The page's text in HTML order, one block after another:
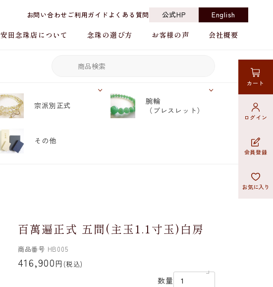
お問い合わせ ご利用ガイド よくある質問 公式HP English
安田念珠店について 念珠の選び方 お客様の声 会社概要
カート
ログイン
会員登録
お気に入り
宗派別正式
腕輪
（ブレスレット）
その他
百萬遍正式 五間(主玉1.1寸玉)白房
商品番号 HB005
416,900円 (税込)
数量